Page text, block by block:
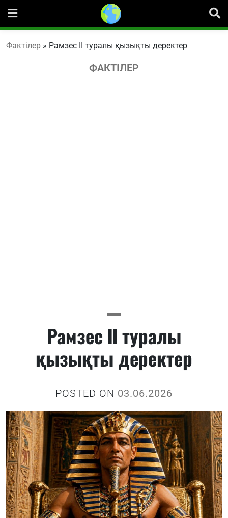
content
Фактілер » Рамзес ІІ туралы қызықты деректер
ФАКТІЛЕР
Рамзес ІІ туралы
қызықты деректер
POSTED ON 03.06.2026